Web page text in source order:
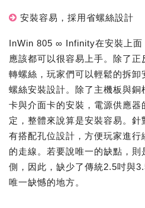
安裝容易，採用省螺絲設計
InWin 805 ∞ Infinity在安裝上面
應該都可以很容易上手。除了
轉螺絲，玩家們可以輕鬆的拆
螺絲安裝設計。除了主機板與
卡與介面卡的安裝，電源供應
定，整體來說算是安裝容易。針
有搭配孔位設計，方便玩家進
的走線。若要說唯一的缺點，
側，因此，缺少了傳統2.5吋與
唯一缺憾的地方。